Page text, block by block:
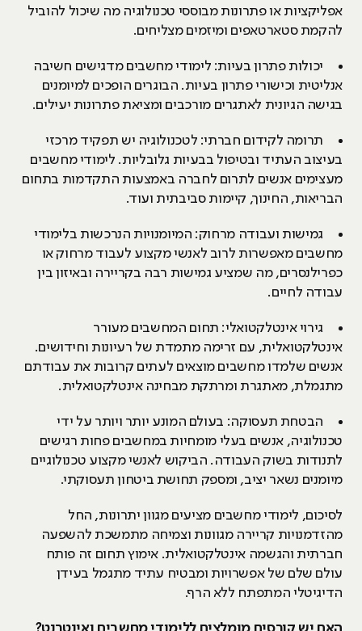
אפליקציות או פתרונות מבוססי טכנולוגיה מה שיכול להוביל
להקמת סטארטאפים ומיזמים מצליחים.
יכולות פתרון בעיות: לימודי מחשבים מדגישים חשיבה
אנליטית וכישורי פתרון בעיות. הבוגרים הופכים למיומנים
בגישה הגיונית לאתגרים מורכבים ומציאת פתרונות יעילים.
תרומה לקידום חברתי: לטכנולוגיה יש תפקיד מרכזי
בעיצוב העתיד ובטיפול בבעיות גלובליות. לימודי מחשבים
מעצימים אנשים לתרום לחברה באמצעות התקדמות בתחום
הבריאות, החינוך, קיימות סביבתית ועוד.
גמישות ועבודה מרחוק: המיומנויות הנרכשות בלימודי
מחשבים מאפשרות לרוב לאנשי מקצוע לעבוד מרחוק או
כפרילנסרים, מה שמציע גמישות רבה בקריירה ובאיזון בין
עבודה לחיים.
גירוי אינטלקטואלי: תחום המחשבים מעורר
אינטלקטואלית, עם זרימה מתמדת של רעיונות וחידושים.
אנשים שלמדו מחשבים מוצאים לעתים קרובות את עבודתם
מתגמלת, מאתגרת ומרתקת מבחינה אינטלקטואלית.
הבטחת תעסוקה: בעולם המונע יותר ויותר על ידי
טכנולוגיה, אנשים בעלי מומחיות במחשבים פחות רגישים
לתנודות בשוק העבודה. הביקוש לאנשי מקצוע טכנולוגיים
מיומנים נשאר יציב, ומספק תחושת ביטחון תעסוקתי.
לסיכום, לימודי מחשבים מציעים מגוון יתרונות, החל
מהזדמנויות קריירה מגוונות וצמיחה מתמשכת להשפעה
חברתית והגשמה אינטלקטואלית. אימוץ תחום זה פותח
עולם שלם של אפשרויות ומבטיח עתיד מתגמל בעידן
הדיגיטלי המתפתח ללא הרף.